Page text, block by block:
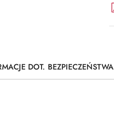
DOT. BEZPIECZEŃSTWA